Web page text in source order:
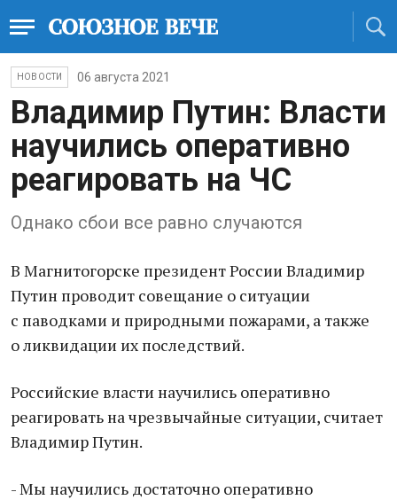
НОВОСТИ 06 августа 2021
Владимир Путин: Власти
научились оперативно
реагировать на ЧС
Однако сбои все равно случаются
В Магнитогорске президент России Владимир
Путин проводит совещание о ситуации
с паводками и природными пожарами, а также
о ликвидации их последствий.
Российские власти научились оперативно
реагировать на чрезвычайные ситуации, считает
Владимир Путин.
- Мы научились достаточно оперативно